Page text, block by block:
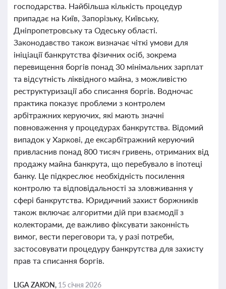
господарства. Найбільша кількість процедур
припадає на Київ, Запорізьку, Київську,
Дніпропетровську та Одеську області.
Законодавство також визначає чіткі умови для
ініціації банкрутства фізичних осіб, зокрема
перевищення боргів понад 30 мінімальних зарплат
та відсутність ліквідного майна, з можливістю
реструктуризації або списання боргів. Водночас
практика показує проблеми з контролем
арбітражних керуючих, які мають значні
повноваження у процедурах банкрутства. Відомий
випадок у Харкові, де ексарбітражний керуючий
привласнив понад 800 тисяч гривень, отриманих від
продажу майна банкрута, що перебувало в іпотеці
банку. Це підкреслює необхідність посилення
контролю та відповідальності за зловживання у
сфері банкрутства. Юридичний захист боржників
також включає алгоритми дій при взаємодії з
колекторами, де важливо фіксувати законність
вимог, вести переговори та, у разі потреби,
застосовувати процедуру банкрутства для захисту
прав та списання боргів.
LIGA ZAKON, 15 січня 2026